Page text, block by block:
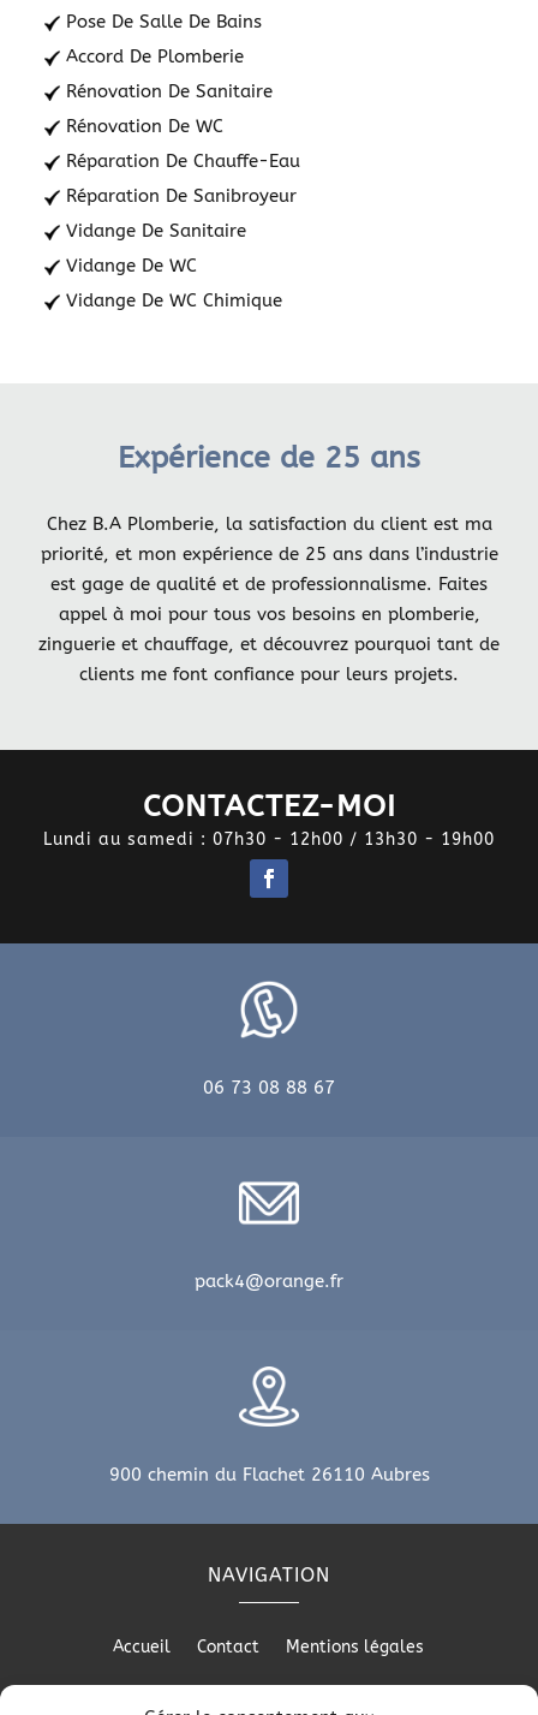
Pose De Salle De Bains
Accord De Plomberie
Rénovation De Sanitaire
Rénovation De WC
Réparation De Chauffe-Eau
Réparation De Sanibroyeur
Vidange De Sanitaire
Vidange De WC
Vidange De WC Chimique
Expérience de 25 ans
Chez B.A Plomberie, la satisfaction du client est ma
priorité, et mon expérience de 25 ans dans l’industrie
est gage de qualité et de professionnalisme. Faites
appel à moi pour tous vos besoins en plomberie,
zinguerie et chauffage, et découvrez pourquoi tant de
clients me font confiance pour leurs projets.
CONTACTEZ-MOI
Lundi au samedi : 07h30 - 12h00 / 13h30 - 19h00
06 73 08 88 67
pack4@orange.fr
900 chemin du Flachet 26110 Aubres
NAVIGATION
Accueil Contact Mentions légales